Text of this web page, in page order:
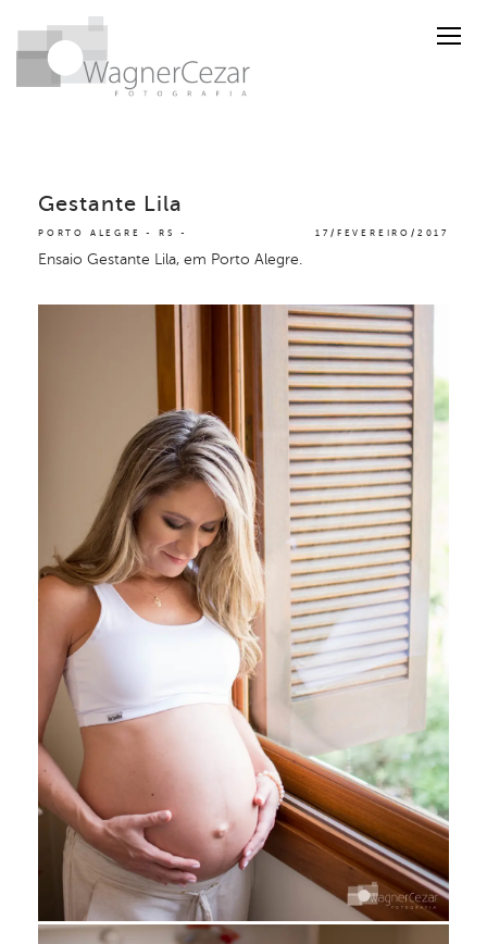
PORTO ALEGRE - RS 17/FEVEREIRO/2017
Gestante Lila
Ensaio Gestante Lila, em Porto Alegre.